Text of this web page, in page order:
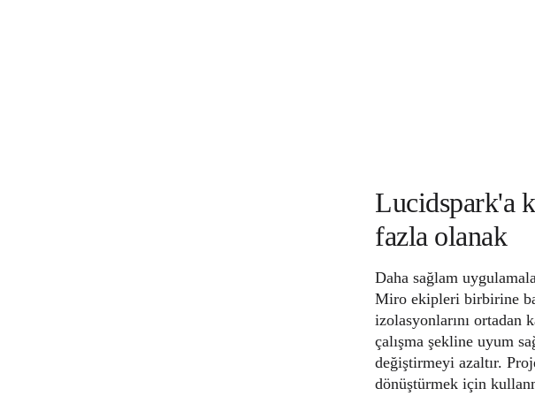
Lucidspark'a
fazla olanak
Daha sağlam
Miro ekipleri birbirine
izolasyonlarını ortadan
çalışma şekline uyum
değiştirmeyi azaltır.
dönüştürmek için